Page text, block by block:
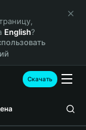
English?
Скачать